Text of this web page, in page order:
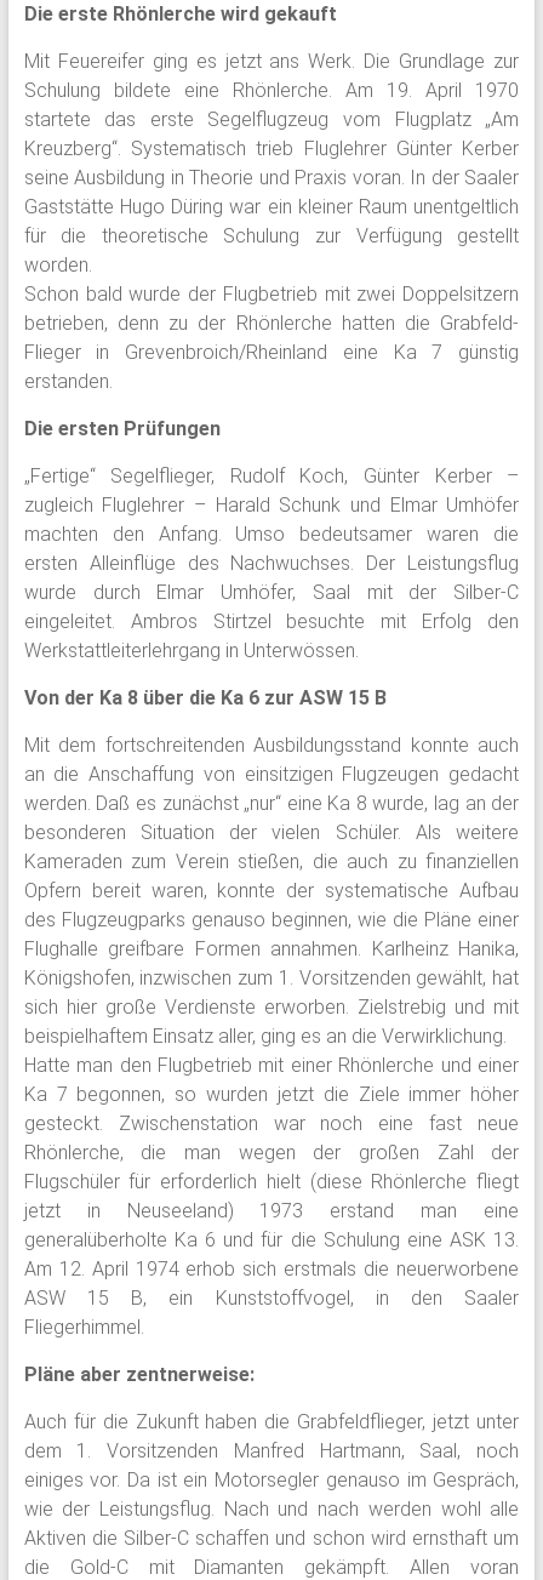
Die erste Rhönlerche wird gekauft
Mit Feuereifer ging es jetzt ans Werk. Die Grundlage zur
Schulung bildete eine Rhönlerche. Am 19. April 1970
startete das erste Segelflugzeug vom Flugplatz „Am
Kreuzberg“. Systematisch trieb Fluglehrer Günter Kerber
seine Ausbildung in Theorie und Praxis voran. In der Saaler
Gaststätte Hugo Düring war ein kleiner Raum unentgeltlich
für die theoretische Schulung zur Verfügung gestellt
worden.
Schon bald wurde der Flugbetrieb mit zwei Doppelsitzern
betrieben, denn zu der Rhönlerche hatten die Grabfeld-
Flieger in Grevenbroich/Rheinland eine Ka 7 günstig
erstanden.
Die ersten Prüfungen
„Fertige“ Segelflieger, Rudolf Koch, Günter Kerber –
zugleich Fluglehrer – Harald Schunk und Elmar Umhöfer
machten den Anfang. Umso bedeutsamer waren die
ersten Alleinflüge des Nachwuchses. Der Leistungsflug
wurde durch Elmar Umhöfer, Saal mit der Silber-C
eingeleitet. Ambros Stirtzel besuchte mit Erfolg den
Werkstattleiterlehrgang in Unterwössen.
Von der Ka 8 über die Ka 6 zur ASW 15 B
Mit dem fortschreitenden Ausbildungsstand konnte auch
an die Anschaffung von einsitzigen Flugzeugen gedacht
werden. Daß es zunächst „nur“ eine Ka 8 wurde, lag an der
besonderen Situation der vielen Schüler. Als weitere
Kameraden zum Verein stießen, die auch zu finanziellen
Opfern bereit waren, konnte der systematische Aufbau
des Flugzeugparks genauso beginnen, wie die Pläne einer
Flughalle greifbare Formen annahmen. Karlheinz Hanika,
Königshofen, inzwischen zum 1. Vorsitzenden gewählt, hat
sich hier große Verdienste erworben. Zielstrebig und mit
beispielhaftem Einsatz aller, ging es an die Verwirklichung.
Hatte man den Flugbetrieb mit einer Rhönlerche und einer
Ka 7 begonnen, so wurden jetzt die Ziele immer höher
gesteckt. Zwischenstation war noch eine fast neue
Rhönlerche, die man wegen der großen Zahl der
Flugschüler für erforderlich hielt (diese Rhönlerche fliegt
jetzt in Neuseeland) 1973 erstand man eine
generalüberholte Ka 6 und für die Schulung eine ASK 13.
Am 12. April 1974 erhob sich erstmals die neuerworbene
ASW 15 B, ein Kunststoffvogel, in den Saaler
Fliegerhimmel.
Pläne aber zentnerweise:
Auch für die Zukunft haben die Grabfeldflieger, jetzt unter
dem 1. Vorsitzenden Manfred Hartmann, Saal, noch
einiges vor. Da ist ein Motorsegler genauso im Gespräch,
wie der Leistungsflug. Nach und nach werden wohl alle
Aktiven die Silber-C schaffen und schon wird ernsthaft um
die Gold-C mit Diamanten gekämpft. Allen voran